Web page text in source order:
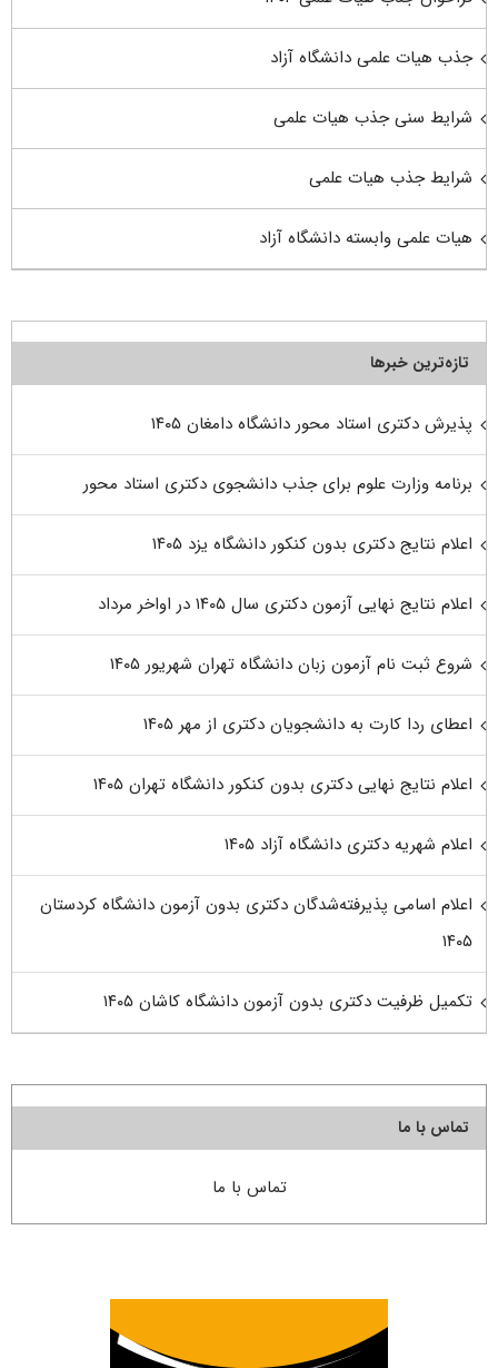
جذب هیات علمی دانشگاه آزاد
شرایط سنی جذب هیات علمی
شرایط جذب هیات علمی
هیات علمی وابسته دانشگاه آزاد
تازه‌ترین خبرها
پذیرش دکتری استاد محور دانشگاه دامغان ۱۴۰۵
برنامه وزارت علوم برای جذب دانشجوی دکتری استاد محور
اعلام نتایج دکتری بدون کنکور دانشگاه یزد ۱۴۰۵
اعلام نتایج نهایی آزمون دکتری سال ۱۴۰۵ در اواخر مرداد
شروع ثبت نام آزمون زبان دانشگاه تهران شهریور ۱۴۰۵
اعطای ردا کارت به دانشجویان دکتری از مهر ۱۴۰۵
اعلام نتایج نهایی دکتری بدون کنکور دانشگاه تهران ۱۴۰۵
اعلام شهریه دکتری دانشگاه آزاد ۱۴۰۵
اعلام اسامی پذیرفته‌شدگان دکتری بدون آزمون دانشگاه کردستان
۱۴۰۵
تکمیل ظرفیت دکتری بدون آزمون دانشگاه کاشان ۱۴۰۵
تماس با ما
تماس با ما